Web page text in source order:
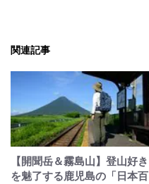
関連記事
【開聞岳＆霧島山】登山好き
を魅了する鹿児島の「日本百